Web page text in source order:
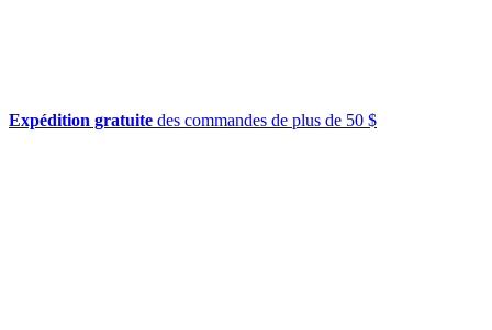
Expédition gratuite des commandes de plus de 50 $